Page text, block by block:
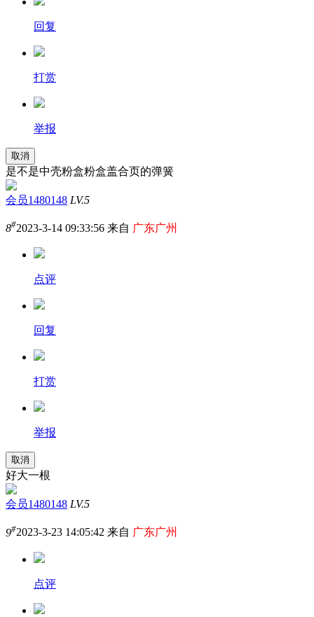
回复
打赏
举报
取消
是不是中壳粉盒粉盒盖合页的弹簧
会员1480148 LV.5
8#2023-3-14 09:33:56 来自 广东广州
点评
回复
打赏
举报
取消
好大一根
会员1480148 LV.5
9#2023-3-23 14:05:42 来自 广东广州
点评